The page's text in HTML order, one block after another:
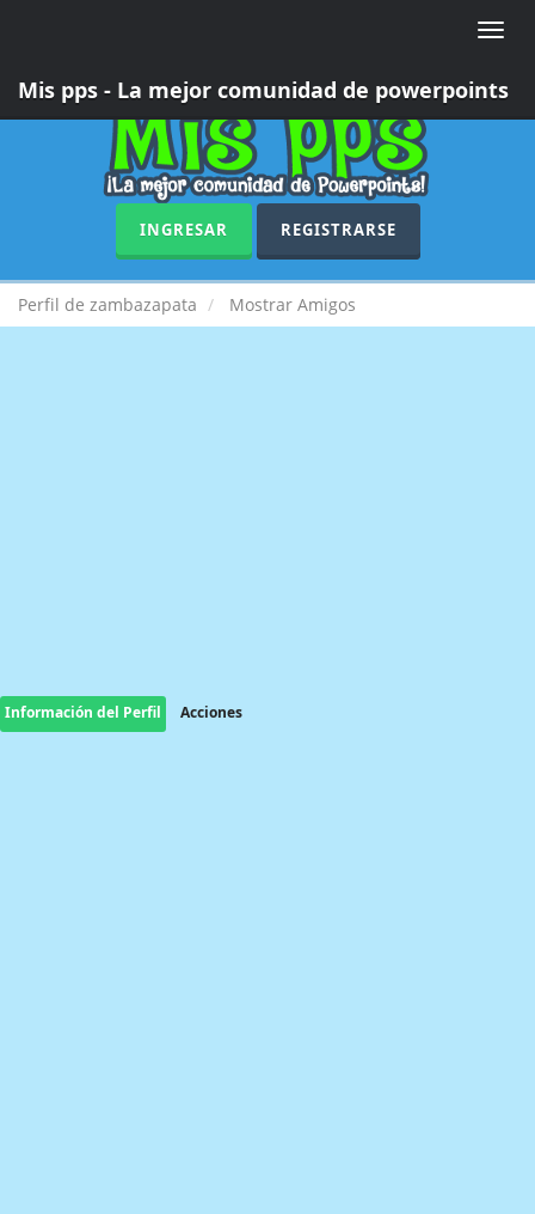
Toggle
Mis pps - La mejor comunidad de powerpoints
INGRESAR REGISTRARSE
Perfil de zambazapata Mostrar Amigos
Información del Perfil Acciones